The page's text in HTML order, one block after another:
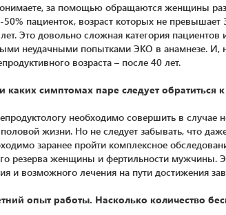
за помощью обращаются женщины
50% пациенток, возраст которых не
Это довольно сложная категория
неудачными попытками ЭКО в анамнезе. И,
возраста – после 40 лет.
каких симптомах паре следует обратиться
необходимо совершить в случае
половой жизни. Но не следует забывать, что
заранее пройти комплексное
резерва женщины и фертильности мужчины.
и возможного лечения на пути достижения
опыт работы. Насколько количество